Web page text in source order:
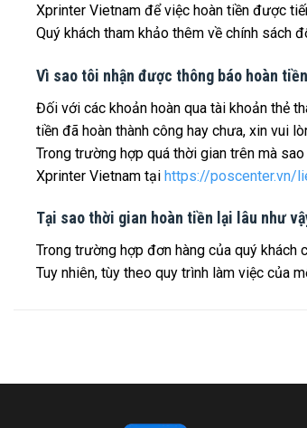
Xprinter Vietnam để việc hoàn tiền được
Quý khách tham khảo thêm về chính sách
Vì sao tôi nhận được thông báo hoàn
Đối với các khoản hoàn qua tài khoản thẻ
tiền đã hoàn thành công hay chưa, xin vui
Trong trường hợp quá thời gian trên mà
Xprinter Vietnam tại https://poscenter.vn/
Tại sao thời gian hoàn tiền lại lâu như
Trong trường hợp đơn hàng của quý khách
Tuy nhiên, tùy theo quy trình làm việc của